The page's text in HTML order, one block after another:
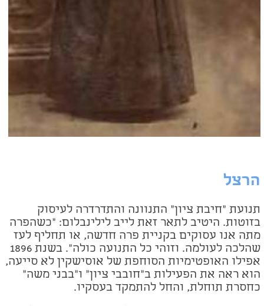
הרצל
תנועת "חיבת ציון" התנוונה והתדרדרה לעיסוק
בזוטות. היטיב לתאר זאת לייבלילינבלום: "כשהפרה
מתה אנו עסוקים בקניית פרה חדשה, או תחליף לעז
שהלכה לעולמה. וזוהי כל התנועה כולה". בשנת 1896
אפילו האופטימיות הסוחפת של אוסישקין לא סייעה,
הוא ראה את הפעילות ב"חובבי ציון" ו"בבני משה"
כחסרת תוחלת, והחל להתמקד בעסקיו.